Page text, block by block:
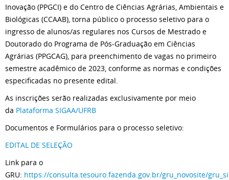
Inovação (PPGCI) e do Centro de Ciências Agrárias, Ambientais e
Biológicas (CCAAB), torna público o processo seletivo para o
ingresso de alunos/as regulares nos Cursos de Mestrado e
Doutorado do Programa de Pós-Graduação em Ciências
Agrárias (PPGCAG), para preenchimento de vagas no primeiro
semestre acadêmico de 2023, conforme as normas e condições
especificadas no presente edital.
As inscrições serão realizadas exclusivamente por meio
da Plataforma SIGAA/UFRB
Documentos e Formulários para o processo seletivo:
EDITAL DE SELEÇÃO
Link para o
GRU: https://consulta.tesouro.fazenda.gov.br/gru_novosite/